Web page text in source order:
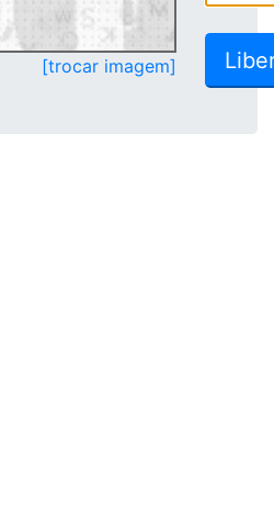
[trocar imagem]